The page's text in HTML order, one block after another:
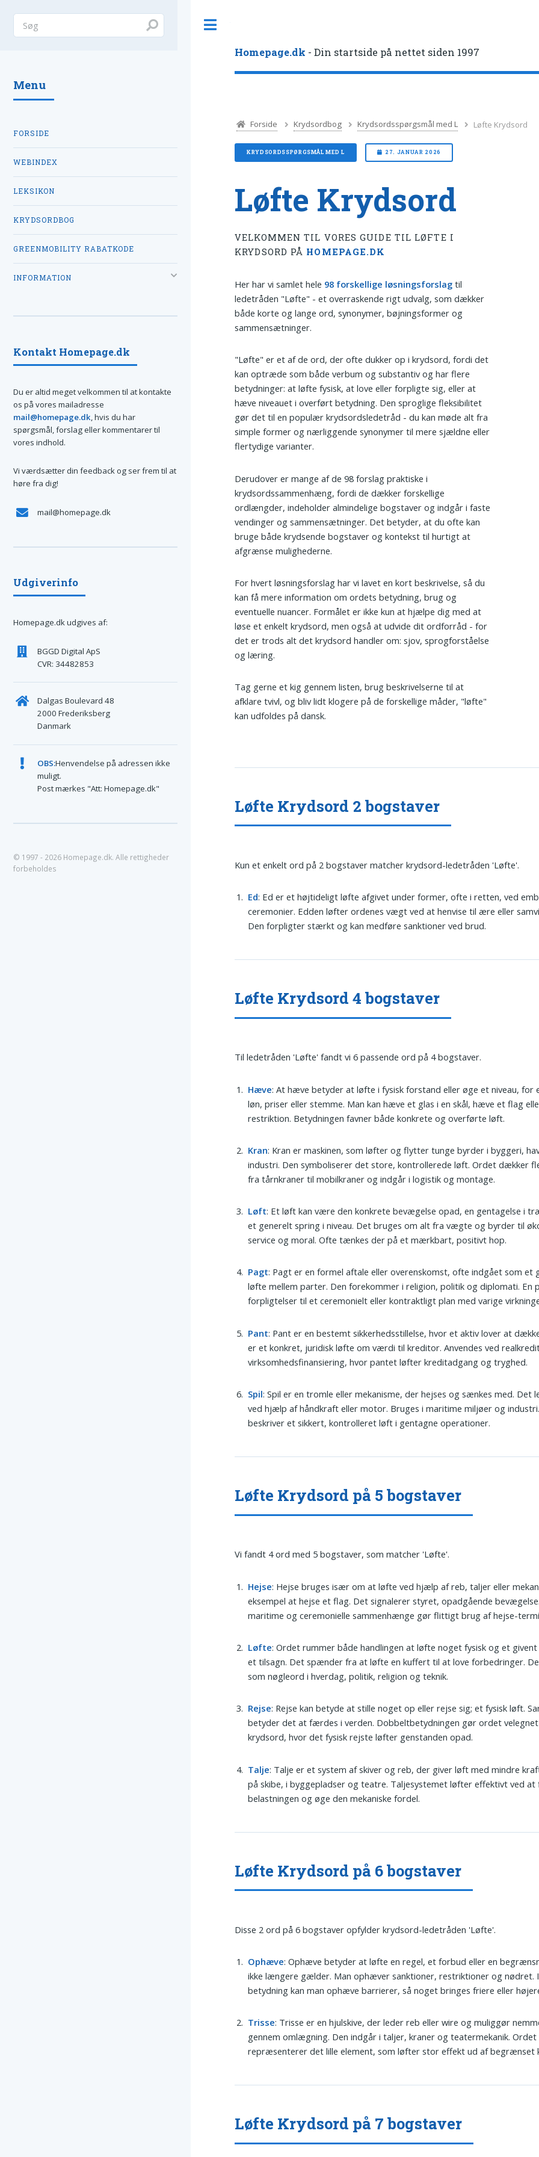
Homepage.dk - Din startside på nettet siden 1997
Forside Krydsordbog Krydsordsspørgsmål med L Løfte Krydsord
KRYDSORDSSPØRGSMÅL MED L 27. JANUAR 2026
Løfte Krydsord
VELKOMMEN TIL VORES GUIDE TIL LØFTE I
KRYDSORD PÅ HOMEPAGE.DK
Her har vi samlet hele 98 forskellige løsningsforslag til
ledetråden "Løfte" - et overraskende rigt udvalg, som dækker
både korte og lange ord, synonymer, bøjningsformer og
sammensætninger.
"Løfte" er et af de ord, der ofte dukker op i krydsord, fordi det
kan optræde som både verbum og substantiv og har flere
betydninger: at løfte fysisk, at love eller forpligte sig, eller at
hæve niveauet i overført betydning. Den sproglige fleksibilitet
gør det til en populær krydsordsledetråd - du kan møde alt fra
simple former og nærliggende synonymer til mere sjældne eller
flertydige varianter.
Derudover er mange af de 98 forslag praktiske i
krydsordssammenhæng, fordi de dækker forskellige
ordlængder, indeholder almindelige bogstaver og indgår i faste
vendinger og sammensætninger. Det betyder, at du ofte kan
bruge både krydsende bogstaver og kontekst til hurtigt at
afgrænse mulighederne.
For hvert løsningsforslag har vi lavet en kort beskrivelse, så du
kan få mere information om ordets betydning, brug og
eventuelle nuancer. Formålet er ikke kun at hjælpe dig med at
løse et enkelt krydsord, men også at udvide dit ordforråd - for
det er trods alt det krydsord handler om: sjov, sprogforståelse
og læring.
Tag gerne et kig gennem listen, brug beskrivelserne til at
afklare tvivl, og bliv lidt klogere på de forskellige måder, "løfte"
kan udfoldes på dansk.
Løfte Krydsord 2 bogstaver
Kun et enkelt ord på 2 bogstaver matcher krydsord-ledetråden 'Løfte'.
Ed: Ed er et højtideligt løfte afgivet under former, ofte i retten, ved
ceremonier. Edden løfter ordenes vægt ved at henvise til ære eller
Den forpligter stærkt og kan medføre sanktioner ved brud.
Løfte Krydsord 4 bogstaver
Til ledetråden 'Løfte' fandt vi 6 passende ord på 4 bogstaver.
Hæve: At hæve betyder at løfte i fysisk forstand eller øge et niveau, for
løn, priser eller stemme. Man kan hæve et glas i en skål, hæve et flag
restriktion. Betydningen favner både konkrete og overførte løft.
Kran: Kran er maskinen, som løfter og flytter tunge byrder i byggeri,
industri. Den symboliserer det store, kontrollerede løft. Ordet dækker
fra tårnkraner til mobilkraner og indgår i logistik og montage.
Løft: Et løft kan være den konkrete bevægelse opad, en gentagelse i
et generelt spring i niveau. Det bruges om alt fra vægte og byrder til
service og moral. Ofte tænkes der på et mærkbart, positivt hop.
Pagt: Pagt er en formel aftale eller overenskomst, ofte indgået som et
løfte mellem parter. Den forekommer i religion, politik og diplomati. En
forpligtelser til et ceremonielt eller kontraktligt plan med varige
Pant: Pant er en bestemt sikkerhedsstillelse, hvor et aktiv lover at
er et konkret, juridisk løfte om værdi til kreditor. Anvendes ved
virksomhedsfinansiering, hvor pantet løfter kreditadgang og tryghed.
Spil: Spil er en tromle eller mekanisme, der hejses og sænkes med. Det
ved hjælp af håndkraft eller motor. Bruges i maritime miljøer og
beskriver et sikkert, kontrolleret løft i gentagne operationer.
Løfte Krydsord på 5 bogstaver
Vi fandt 4 ord med 5 bogstaver, som matcher 'Løfte'.
Hejse: Hejse bruges især om at løfte ved hjælp af reb, taljer eller
eksempel at hejse et flag. Det signalerer styret, opadgående
maritime og ceremonielle sammenhænge gør flittigt brug af hejse-
Løfte: Ordet rummer både handlingen at løfte noget fysisk og et
et tilsagn. Det spænder fra at løfte en kuffert til at love forbedringer.
som nøgleord i hverdag, politik, religion og teknik.
Rejse: Rejse kan betyde at stille noget op eller rejse sig; et fysisk løft.
betyder det at færdes i verden. Dobbeltbetydningen gør ordet
krydsord, hvor det fysisk rejste løfter genstanden opad.
Talje: Talje er et system af skiver og reb, der giver løft med mindre
på skibe, i byggepladser og teatre. Taljesystemet løfter effektivt ved at
belastningen og øge den mekaniske fordel.
Løfte Krydsord på 6 bogstaver
Disse 2 ord på 6 bogstaver opfylder krydsord-ledetråden 'Løfte'.
Ophæve: Ophæve betyder at løfte en regel, et forbud eller en
ikke længere gælder. Man ophæver sanktioner, restriktioner og nødret.
betydning kan man ophæve barrierer, så noget bringes friere eller
Trisse: Trisse er en hjulskive, der leder reb eller wire og muliggør
gennem omlægning. Den indgår i taljer, kraner og teatermekanik. Ordet
repræsenterer det lille element, som løfter stor effekt ud af begrænset
Løfte Krydsord på 7 bogstaver
Menu
FORSIDE
WEBINDEX
LEKSIKON
KRYDSORDBOG
GREENMOBILITY RABATKODE
INFORMATION
Kontakt Homepage.dk
Du er altid meget velkommen til at kontakte
os på vores mailadresse
mail@homepage.dk, hvis du har
spørgsmål, forslag eller kommentarer til
vores indhold.
Vi værdsætter din feedback og ser frem til at
høre fra dig!
mail@homepage.dk
Udgiverinfo
Homepage.dk udgives af:
BGGD Digital ApS
CVR: 34482853
Dalgas Boulevard 48
2000 Frederiksberg
Danmark
OBS:Henvendelse på adressen ikke
muligt.
Post mærkes "Att: Homepage.dk"
© 1997 - 2026 Homepage.dk. Alle rettigheder
forbeholdes